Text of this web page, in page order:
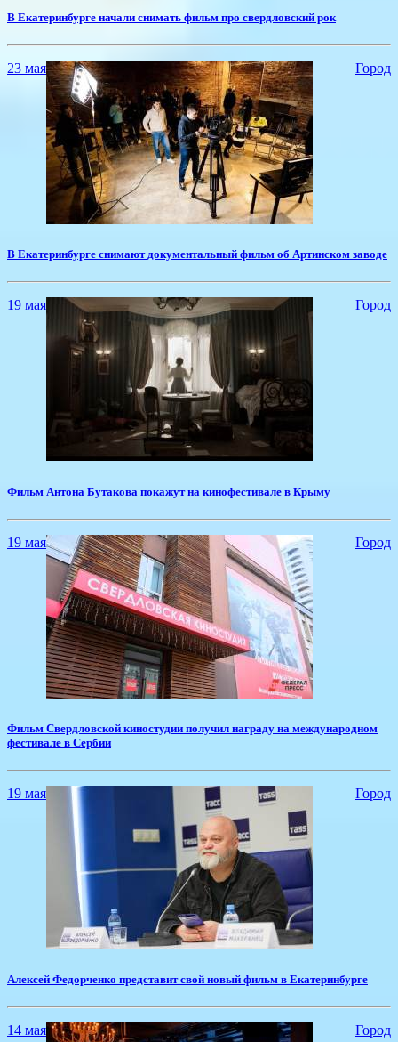
В Екатеринбурге начали снимать фильм про свердловский рок
23 мая Город
В Екатеринбурге снимают документальный фильм об Артинском заводе
19 мая Город
Фильм Антона Бутакова покажут на кинофестивале в Крыму
19 мая Город
Фильм Свердловской киностудии получил награду на международном
фестивале в Сербии
19 мая Город
​Алексей Федорченко представит свой новый фильм в Екатеринбурге
14 мая Город